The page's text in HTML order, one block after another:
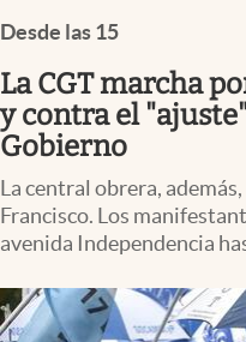
Mercados Online
Negocios
Columnistas
Apertura
Clase
Desde las 15
La CGT marcha
y contra el
Gobierno
La central obrera,
Francisco. Los
avenida Independencia